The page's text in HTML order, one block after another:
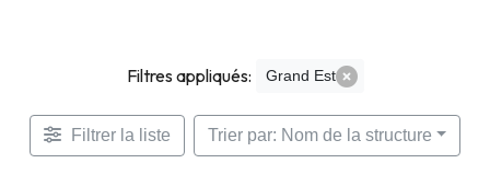
Filtres appliqués: Grand Est
Filtrer la liste Trier par: Nom de la structure